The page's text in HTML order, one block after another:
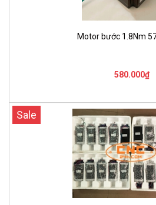
Motor bước 1.8Nm
580.000₫
Sale